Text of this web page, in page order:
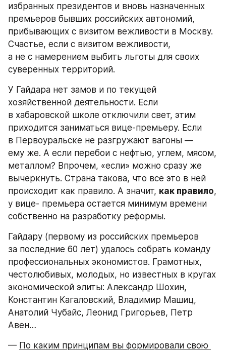
избранных президентов и вновь назначенных
премьеров бывших российских автономий,
прибывающих с визитом вежливости в Москву.
Счастье, если с визитом вежливости,
а не с намерением выбить льготы для своих
суверенных территорий.
У Гайдара нет замов и по текущей
хозяйственной деятельности. Если
в хабаровской школе отключили свет, этим
приходится заниматься вице-премьеру. Если
в Первоуральске не разгружают вагоны —
ему же. А если перебои с нефтью, углем, мясом,
металлом? Впрочем, «если» можно сразу же
вычеркнуть. Страна такова, что все это в ней
происходит как правило. А значит, как правило,
у вице- премьера остается минимум времени
собственно на разработку реформы.
Гайдару (первому из российских премьеров
за последние 60 лет) удалось собрать команду
профессиональных экономистов. Грамотных,
честолюбивых, молодых, но известных в кругах
экономической элиты: Александр Шохин,
Константин Кагаловский, Владимир Машиц,
Анатолий Чубайс, Леонид Григорьев, Петр
Авен…
— По каким принципам вы формировали свою